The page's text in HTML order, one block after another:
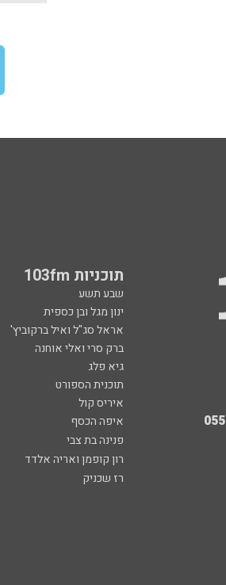
תוכניות 103fm
שבע תשע
ינון מגל ובן כספית
אראל סג"ל ואיל ברקוביץ'
ברק סרי ואלי אוחנה
גיא פלג
תוכנית הספורט
איריס קול
איפה הכסף
פנינה בת צבי
רון קופמן ואריה אלדד
רז שכניק